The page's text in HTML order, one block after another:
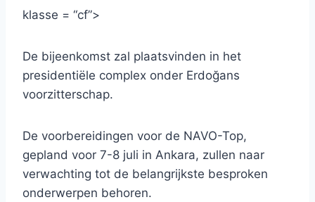
klasse = “cf”>
De bijeenkomst zal plaatsvinden in het
presidentiële complex onder Erdoğans
voorzitterschap.
De voorbereidingen voor de NAVO-Top,
gepland voor 7-8 juli in Ankara, zullen naar
verwachting tot de belangrijkste besproken
onderwerpen behoren.